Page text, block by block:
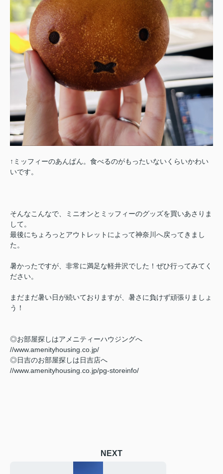
↑ミッフィーのあんぱん。食べるのがもったいないくらいかわい
いです。
そんなこんなで、ミニオンとミッフィーのグッズを買いあさりま
して。
最後にちょろっとアウトレットによって神奈川へ戻ってきまし
た。
暑かったですが、非常に満足な軽井沢でした！ぜひ行ってみてく
ださい。
まだまだ暑い日が続いておりますが、暑さに負けず頑張りましょ
う！
◎お部屋探しはアメニティーハウジングへ
//www.amenityhousing.co.jp/
◎日吉のお部屋探しは日吉店へ
//www.amenityhousing.co.jp/pg-storeinfo/
NEXT